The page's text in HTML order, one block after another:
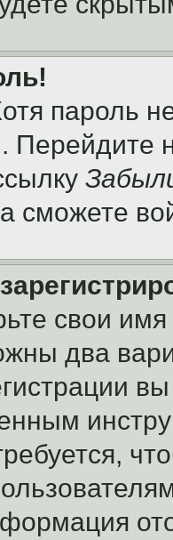
пароль
Перейдите
сможете
свои
два